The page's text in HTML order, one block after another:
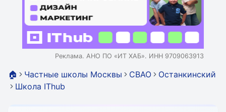
Реклама. АНО ПО «ИТ ХАБ». ИНН 9709063913
🏠 Частные школы Москвы СВАО
Останкинский
Школа IThub